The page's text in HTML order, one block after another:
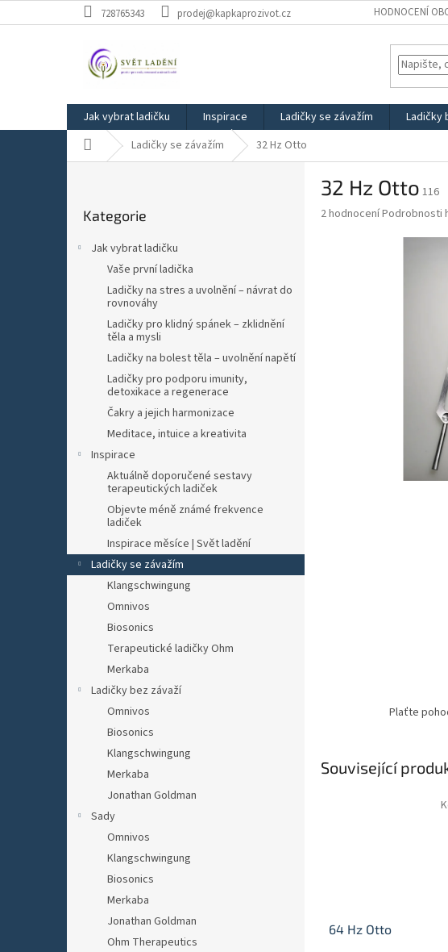
na
728765343 prodej@kapkaprozivot.cz HODNOCENÍ
Jak vybrat ladičku Inspirace Ladičky se závažím Ladičky
Domů Ladičky se závažím 32 Hz Otto
kategorie
Kategorie
Jak vybrat ladičku
Vaše první ladička
Ladičky na stres a uvolnění – návrat do
rovnováhy
Ladičky pro klidný spánek – zklidnění
těla a mysli
Ladičky na bolest těla – uvolnění napětí
Ladičky pro podporu imunity,
detoxikace a regenerace
Čakry a jejich harmonizace
Meditace, intuice a kreativita
Inspirace
Aktuálně doporučené sestavy
terapeutických ladiček
Objevte méně známé frekvence
ladiček
Inspirace měsíce | Svět ladění
Ladičky se závažím
Klangschwingung
Omnivos
Biosonics
Terapeutické ladičky Ohm
Merkaba
Ladičky bez závaží
Omnivos
Biosonics
Klangschwingung
Merkaba
Jonathan Goldman
Sady
Omnivos
Klangschwingung
Biosonics
Merkaba
Jonathan Goldman
Ohm Therapeutics
32 Hz Otto 116
Průměrné
2 hodnoceníPodrobnosti
Plaťte
Související
64 Hz Otto